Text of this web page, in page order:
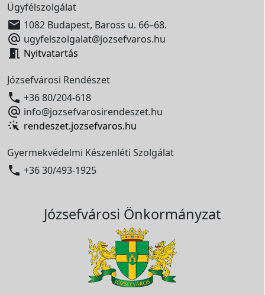
Ügyfélszolgálat
 1082 Budapest, Baross u. 66–68.
 ugyfelszolgalat@jozsefvaros.hu
 Nyitvatartás
Józsefvárosi Rendészet
 +36 80/204-618
 info@jozsefvarosirendeszet.hu
rendeszet.jozsefvaros.hu
Gyermekvédelmi Készenléti Szolgálat
 +36 30/493-1925
Józsefvárosi Önkormányzat